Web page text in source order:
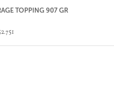
TOPPING 907 GR